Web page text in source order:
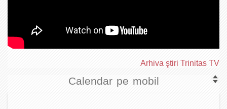
Arhiva ştiri Trinitas TV
Calendar pe mobil